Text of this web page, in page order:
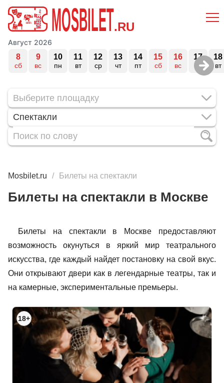
MOSBILET.RU
Август 2026
8
сб
9
вс
10
пн
11
вт
12
ср
13
чт
14
пт
15
сб
16
вс
17
пн
18
вт
Спектакли
Mosbilet.ru Билеты на спектакли
Билеты на спектакли в Москве
Билеты на спектакли в Москве предоставляют
возможность окунуться в яркий мир театрального
искусства, где каждый найдет постановку на свой вкус.
Они открывают двери как в легендарные театры, так и
на камерные, экспериментальные премьеры.
18+